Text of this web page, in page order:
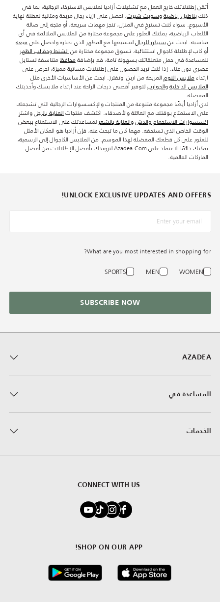
أتقن إطلالاتك خارج العمل مع تشكيلات أزاديا لملابس الاسترخاء الرجالية، بما في
ذلك بناطيل رياضيةوسويت شيرت. احصل على ازياء رجال مريحة ومثالية لعطلة نهاية
الأسبوع. سواء كنت تسترخِ في المنزل، تنجز مهمات سريعة، أو متجه إلى صالة
الألعاب الرياضية، يمكنك العثور على مجموعة مختارة من الملابس الملائمة في أي
مناسبة. ابحث عن سنيكرز للرجاللتنسيقها مع المظهر الذي تختاره واحصل على قبعة
أو كاب لإطلالة كاجوال استثنائية. تسوق مجموعة مختارة من الشنط وحقائب الظهر
للمساعدة في حمل متعلقاتك بسهولة تامة، قم بإضافةمحافظمتناسقة لستايل
عصري دون عناء. إذا كنت تريد الحصول على إطلالات مسائية مميزة، احرص على
ارتداءملابس النوم المريحة من اربن اوتفترز. ابحث عن الأساسيات الأخرى مثل
الملابس الداخليةوالجواربلتوفير أقصى درجات الراحة عند ارتداء ملابسك وأحذيتك
المفضلة.
لدى أزاديا أيضًا مجموعة متنوعة من المنتجات والإكسسوارات الرجالية التي تشجعك
على الاستمتاع بوقتك مع العائلة والأصدقاء. اكتشف منتجات العناية بالرجلواشترِ
اكسسوارات الاستحمام والدشوالعناية بالشعر لمساعدتك على الاستمتاع ببعض
الوقت الخاص الذي تستحقه. مهما كان ما تبحث عنه، فإن أزاديا هو المكان الأمثل
للعثور على كل قطعك المفضلة لهذا الموسم. من الملابس الكاجوال إلى الرسمية،
يمكنك دائمًا الاعتماد على Azadea.com لتزويدك بأفضل الإطلالات من أفضل
الماركات العالمية.
AZADEA
المساعدة في
الخدمات
CONNECT WITH US
SHOP ON OUR APP!
UNLOCK EXCLUSIVE UPDATES AND OFFERS!
What are you most interested in shopping for?
WOMEN
MEN
SPORTS
SUBSCRIBE NOW